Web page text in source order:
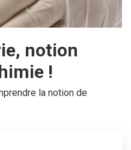
notion
!
la notion de